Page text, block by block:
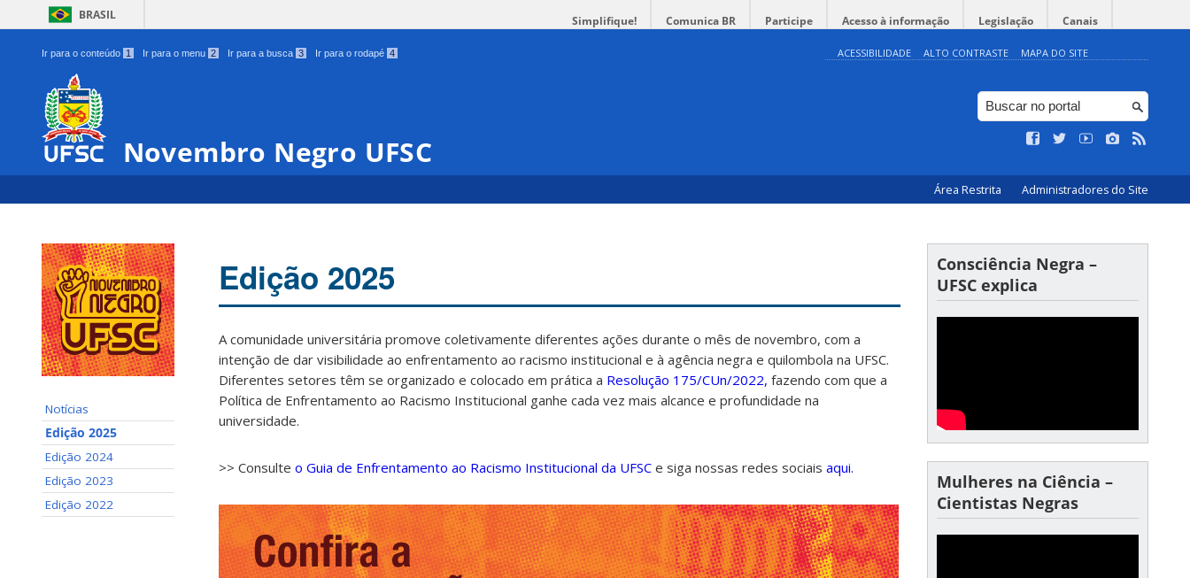
BRASIL Simplifique! Comunica BR Participe Acesso à informação Legislação Canais
Ir para o conteúdo 1 Ir para o menu 2 Ir para a busca 3 Ir para o rodapé 4 ACESSIBILIDADE ALTO CONTRASTE MAPA DO SITE
Novembro Negro UFSC
Área Restrita Administradores do Site
Notícias
Edição 2025
Edição 2024
Edição 2023
Edição 2022
Edição 2025
A comunidade universitária promove coletivamente diferentes ações durante o mês de novembro, com a
intenção de dar visibilidade ao enfrentamento ao racismo institucional e à agência negra e quilombola na UFSC.
Diferentes setores têm se organizado e colocado em prática a Resolução 175/CUn/2022, fazendo com que a
Política de Enfrentamento ao Racismo Institucional ganhe cada vez mais alcance e profundidade na
universidade.
>> Consulte o Guia de Enfrentamento ao Racismo Institucional da UFSC e siga nossas redes sociais aqui.
Consciência Negra –
UFSC explica
Mulheres na Ciência –
Cientistas Negras